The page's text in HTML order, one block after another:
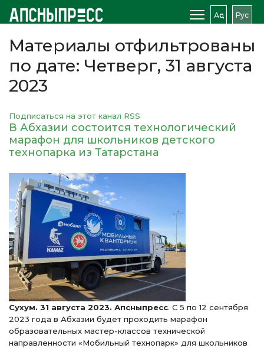
Аԥс Рус
Материалы отфильтрованы
по дате: Четверг, 31 августа
2023
Подписаться на этот канал RSS
В Абхазии состоится технологический
марафон для школьников детского
технопарка из Татарстана
Сухум. 31 августа 2023. Апсныпресс. С 5 по 12 сентября
2023 года в Абхазии будет проходить марафон
образовательных мастер-классов технической
направленности «Мобильный технопарк» для школьников